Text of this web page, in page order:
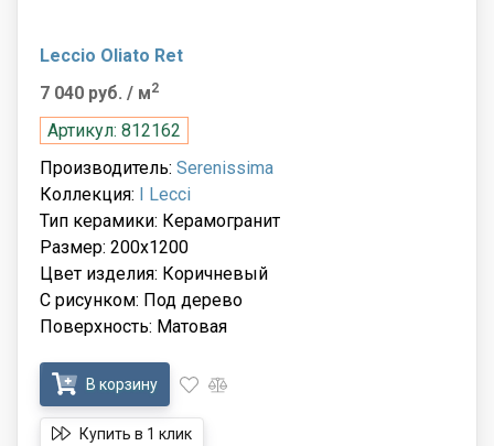
Leccio Oliato Ret
7 040 руб. / м2
Артикул: 812162
Производитель: Serenissima
Коллекция:
I Lecci
Тип керамики: Керамогранит
Размер: 200x1200
Цвет изделия: Коричневый
С рисунком: Под дерево
Поверхность: Матовая
В корзину
Купить в 1 клик